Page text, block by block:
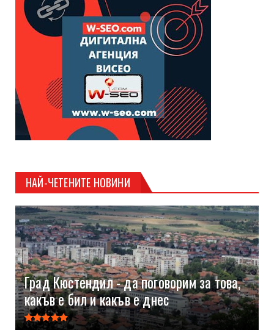
НАЙ-ЧЕТЕНИТЕ НОВИНИ
Град Кюстендил - да поговорим за това,
какъв е бил и какъв е днес